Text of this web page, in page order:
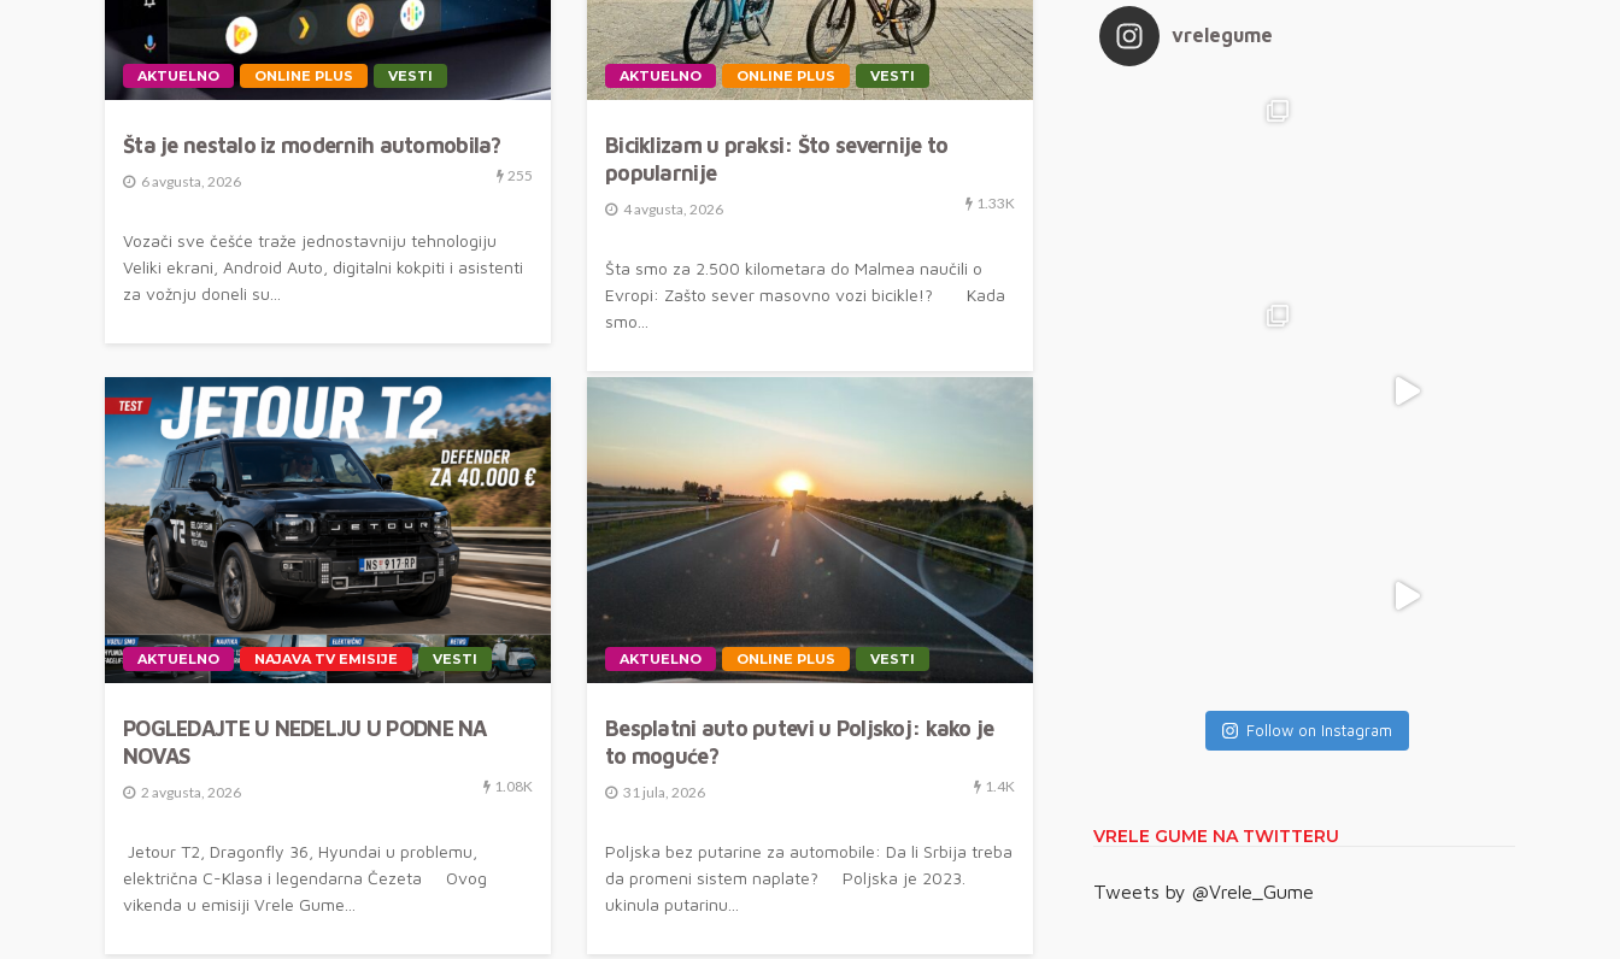
AKTUELNO ONLINE PLUS VESTI
Šta je nestalo iz modernih automobila?
6 avgusta, 2026 255
Vozači sve češće traže jednostavniju tehnologiju
Veliki ekrani, Android Auto, digitalni kokpiti i asistenti
za vožnju doneli su...
AKTUELNO ONLINE PLUS VESTI
Biciklizam u praksi: Što severnije to
popularnije
4 avgusta, 2026 1.33K
Šta smo za 2.500 kilometara do Malmea naučili o
Evropi: Zašto sever masovno vozi bicikle!? Kada
smo...
AKTUELNO NAJAVA TV EMISIJE VESTI
POGLEDAJTE U NEDELJU U PODNE NA
NOVAS
2 avgusta, 2026 1.08K
Jetour T2, Dragonfly 36, Hyundai u problemu,
električna C-Klasa i legendarna Čezeta Ovog
vikenda u emisiji Vrele Gume...
AKTUELNO ONLINE PLUS VESTI
Besplatni auto putevi u Poljskoj: kako je
to moguće?
31 jula, 2026 1.4K
Poljska bez putarine za automobile: Da li Srbija treba
da promeni sistem naplate? Poljska je 2023.
ukinula putarinu...
vrelegume
Follow on Instagram
VRELE GUME NA TWITTERU
Tweets by @Vrele_Gume